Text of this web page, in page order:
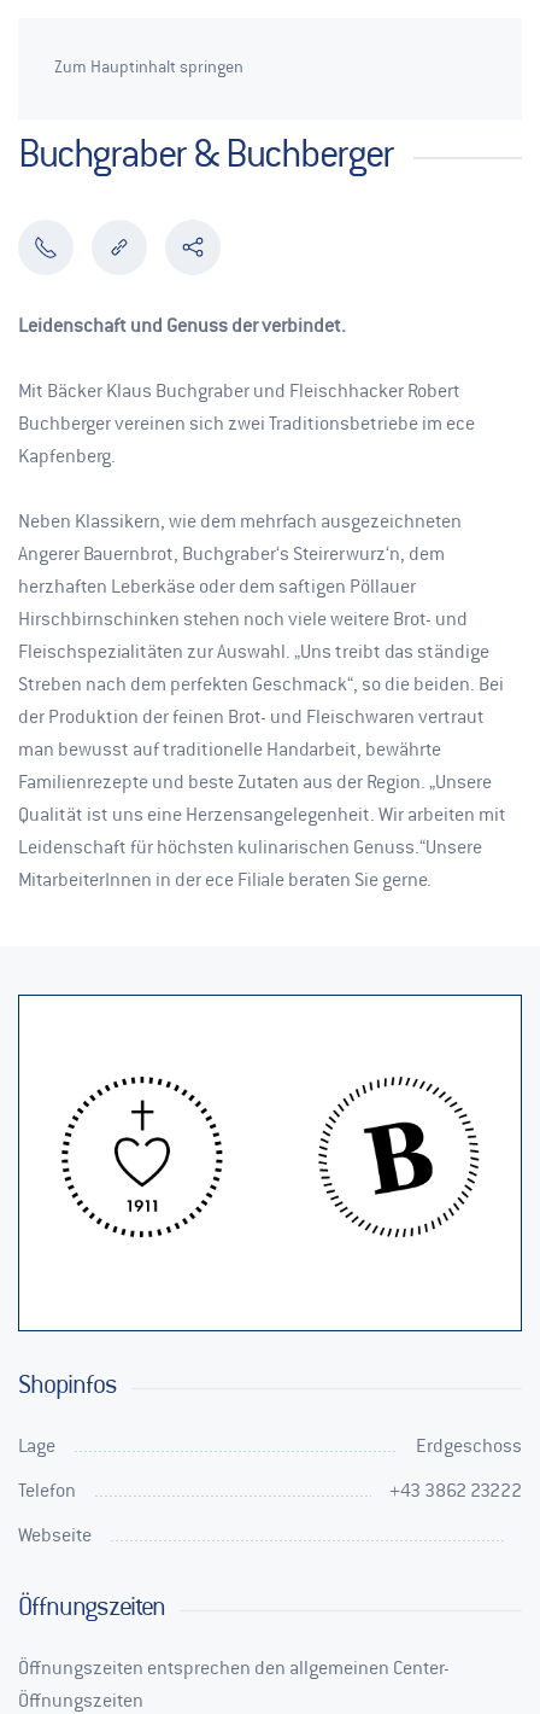
Zum Hauptinhalt springen
Buchgraber & Buchberger
Leidenschaft und Genuss der verbindet.
Mit Bäcker Klaus Buchgraber und Fleischhacker Robert
Buchberger vereinen sich zwei Traditionsbetriebe im ece
Kapfenberg.
Neben Klassikern, wie dem mehrfach ausgezeichneten
Angerer Bauernbrot, Buchgraber‘s Steirerwurz‘n, dem
herzhaften Leberkäse oder dem saftigen Pöllauer
Hirschbirnschinken stehen noch viele weitere Brot- und
Fleischspezialitäten zur Auswahl. „Uns treibt das ständige
Streben nach dem perfekten Geschmack“, so die beiden. Bei
der Produktion der feinen Brot- und Fleischwaren vertraut
man bewusst auf traditionelle Handarbeit, bewährte
Familienrezepte und beste Zutaten aus der Region. „Unsere
Qualität ist uns eine Herzensangelegenheit. Wir arbeiten mit
Leidenschaft für höchsten kulinarischen Genuss.“Unsere
MitarbeiterInnen in der ece Filiale beraten Sie gerne.
Shopinfos
Lage Erdgeschoss
Telefon +43 3862 23222
Webseite
Öffnungszeiten
Öffnungszeiten entsprechen den allgemeinen Center-
Öffnungszeiten